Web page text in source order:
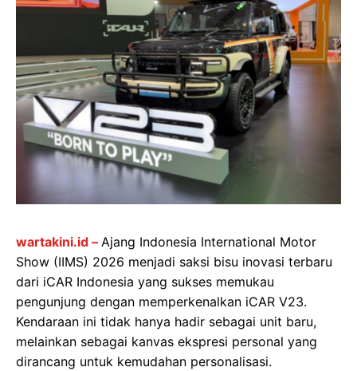
wartakini.id – Ajang Indonesia International Motor
Show (IIMS) 2026 menjadi saksi bisu inovasi terbaru
dari iCAR Indonesia yang sukses memukau
pengunjung dengan memperkenalkan iCAR V23.
Kendaraan ini tidak hanya hadir sebagai unit baru,
melainkan sebagai kanvas ekspresi personal yang
dirancang untuk kemudahan personalisasi.